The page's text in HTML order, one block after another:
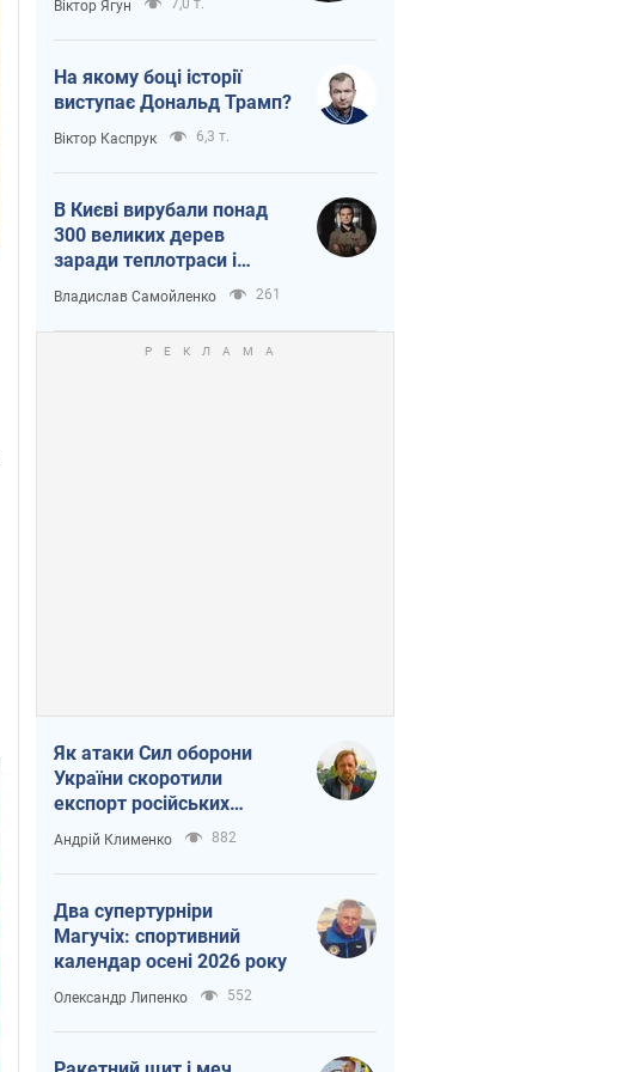
Віктор Ягун 7,0 т.
На якому боці історії
виступає Дональд Трамп?
Віктор Каспрук 6,3 т.
В Києві вирубали понад
300 великих дерев
заради теплотраси і
всупереч Генплану
Владислав Самойленко 261
Як атаки Сил оборони
України скоротили
експорт російських
нафтопродуктів
Андрій Клименко 882
Два супертурніри
Магучіх: спортивний
календар осені 2026 року
Олександр Липенко 552